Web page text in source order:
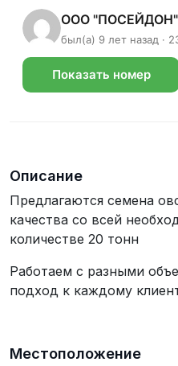
ООО "ПОСЕЙДОН"
был(а) 9 лет назад ·
Показать номер
Описание
Предлагаются семена
качества со всей
количестве 20 тонн
Работаем с разными
подход к каждому
Местоположение